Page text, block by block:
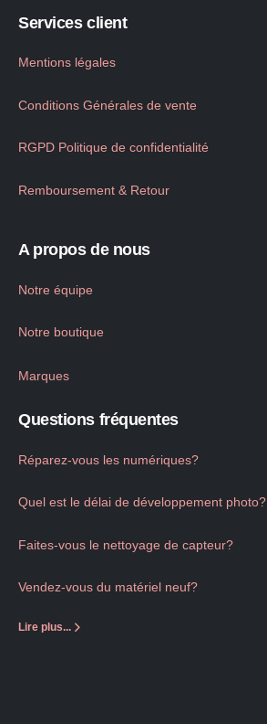
Services client
Mentions légales
Conditions Générales de vente
RGPD Politique de confidentialité
Remboursement & Retour
A propos de nous
Notre équipe
Notre boutique
Marques
Questions fréquentes
Réparez-vous les numériques?
Quel est le délai de développement photo?
Faites-vous le nettoyage de capteur?
Vendez-vous du matériel neuf?
Lire plus...